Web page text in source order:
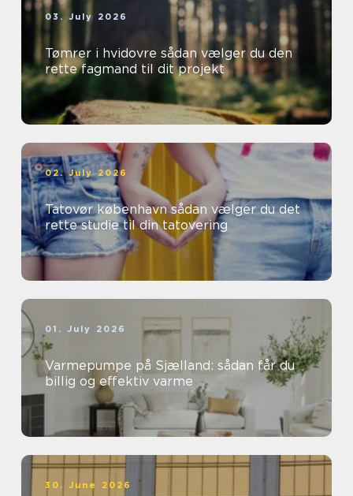
03. July 2026
Tømrer i hvidovre sådan vælger du den
rette fagmand til dit projekt
02. July 2026
Tatovør københavn sådan vælger du det
rette studie til din tatovering
01. July 2026
Varmepumpe på Sjælland: sådan får du
billig og effektiv varme
30. June 2026